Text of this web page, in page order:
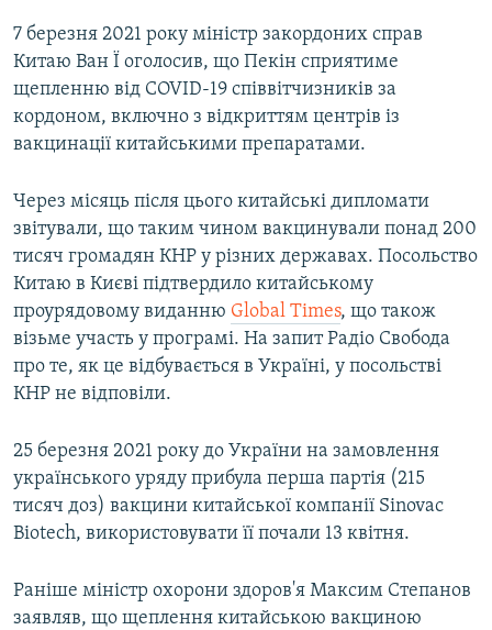
7 березня 2021 року міністр закордоних справ
Китаю Ван Ї оголосив, що Пекін сприятиме
щепленню від COVID-19 співвітчизників за
кордоном, включно з відкриттям центрів із
вакцинації китайськими препаратами.
Через місяць після цього китайські дипломати
звітували, що таким чином вакцинували понад 200
тисяч громадян КНР у різних державах. Посольство
Китаю в Києві підтвердило китайському
проурядовому виданню Global Times, що також
візьме участь у програмі. На запит Радіо Свобода
про те, як це відбувається в Україні, у посольстві
КНР не відповіли.
25 березня 2021 року до України на замовлення
українського уряду прибула перша партія (215
тисяч доз) вакцини китайської компанії Sinovac
Biotech, використовувати її почали 13 квітня.
Раніше міністр охорони здоров'я Максим Степанов
заявляв, що щеплення китайською вакциною